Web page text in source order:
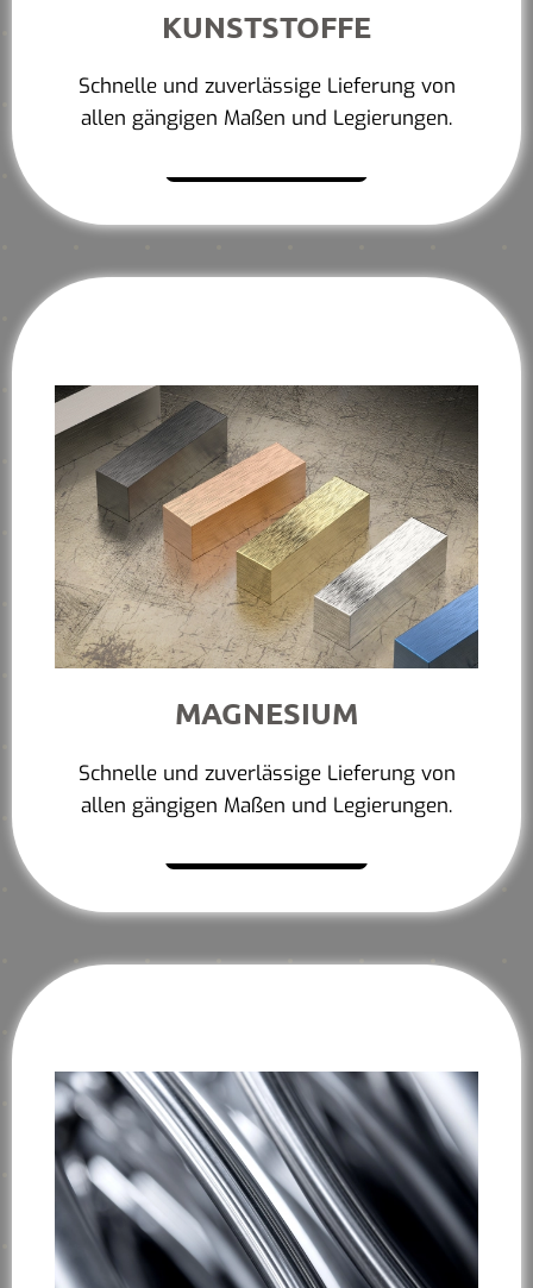
KUNSTSTOFFE
Schnelle und zuverlässige Lieferung von
allen gängigen Maßen und Legierungen.
MAGNESIUM
Schnelle und zuverlässige Lieferung von
allen gängigen Maßen und Legierungen.